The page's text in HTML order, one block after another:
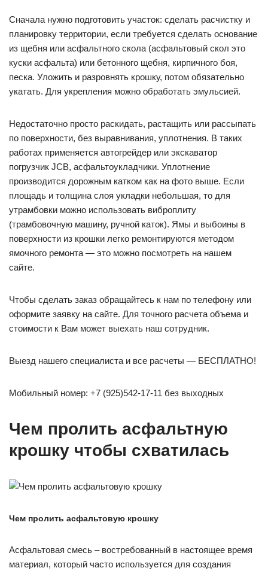
Сначала нужно подготовить участок: сделать расчистку и
планировку территории, если требуется сделать основание
из щебня или асфальтного скола (асфальтовый скол это
куски асфальта) или бетонного щебня, кирпичного боя,
песка. Уложить и разровнять крошку, потом обязательно
укатать. Для укрепления можно обработать эмульсией.
Недостаточно просто раскидать, растащить или рассыпать
по поверхности, без выравнивания, уплотнения. В таких
работах применяется автогрейдер или экскаватор
погрузчик JCB, асфальтоукладчики. Уплотнение
производится дорожным катком как на фото выше. Если
площадь и толщина слоя укладки небольшая, то для
утрамбовки можно использовать виброплиту
(трамбовочную машину, ручной каток). Ямы и выбоины в
поверхности из крошки легко ремонтируются методом
ямочного ремонта — это можно посмотреть на нашем
сайте.
Чтобы сделать заказ обращайтесь к нам по телефону или
оформите заявку на сайте. Для точного расчета объема и
стоимости к Вам может выехать наш сотрудник.
Выезд нашего специалиста и все расчеты — БЕСПЛАТНО!
Мобильный номер: +7 (925)542-17-11 без выходных
Чем пролить асфальтную
крошку чтобы схватилась
Чем пролить асфальтовую крошку
Асфальтовая смесь – востребованный в настоящее время
материал, который часто используется для создания